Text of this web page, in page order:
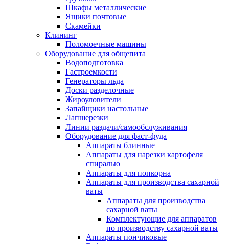
Шкафы металлические
Ящики почтовые
Скамейки
Клининг
Поломоечные машины
Оборудование для общепита
Водоподготовка
Гастроемкости
Генераторы льда
Доски разделочные
Жироуловители
Запайщики настольные
Лапшерезки
Линии раздачи/самообслуживания
Оборудование для фаст-фуда
Аппараты блинные
Аппараты для нарезки картофеля
спиралью
Аппараты для попкорна
Аппараты для производства сахарной
ваты
Аппараты для производства
сахарной ваты
Комплектующие для аппаратов
по производству сахарной ваты
Аппараты пончиковые